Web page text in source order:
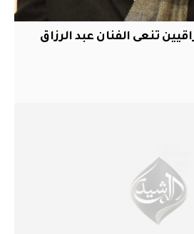
تنعى الفنان عبد الرزاق